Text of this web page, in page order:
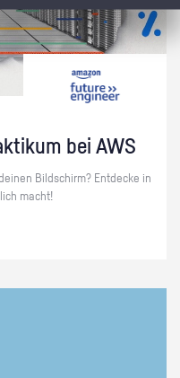
bei AWS
Bild­schirm? Ent­de­cke in
macht!